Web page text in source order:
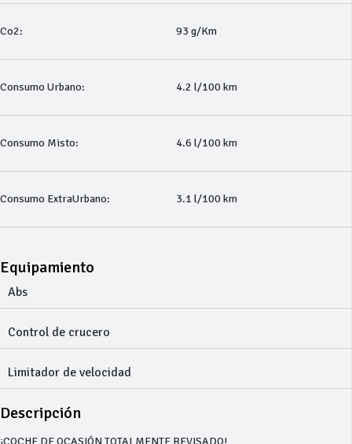
Co2: 93 g/Km
Consumo Urbano: 4.2 l/100 km
Consumo Misto: 4.6 l/100 km
Consumo ExtraUrbano: 3.1 l/100 km
Equipamiento
Abs
Control de crucero
Limitador de velocidad
Descripción
¡COCHE DE OCASIÓN TOTALMENTE REVISADO!